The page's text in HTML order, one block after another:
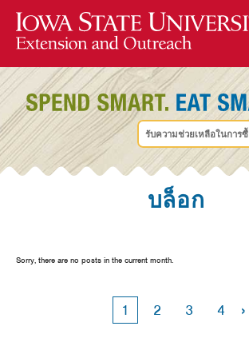
รับความช่วยเหลือในการ
บล็อก
Sorry, there are no posts in the current month.
1 2 3 4 ›